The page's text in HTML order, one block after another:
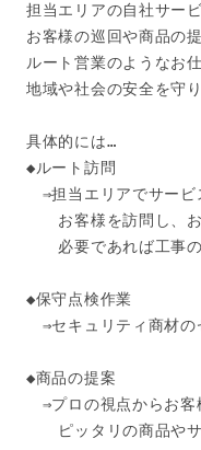
担当エリアの自社サー
お客様の巡回や商品の
ルート営業のようなお
地域や社会の安全を守り
具体的には…
◆ルート訪問
⇒担当エリアでサービ
お客様を訪問し、お
必要であれば工事の
◆保守点検作業
⇒セキュリティ商材の
◆商品の提案
⇒プロの視点からお客
ピッタリの商品やサ